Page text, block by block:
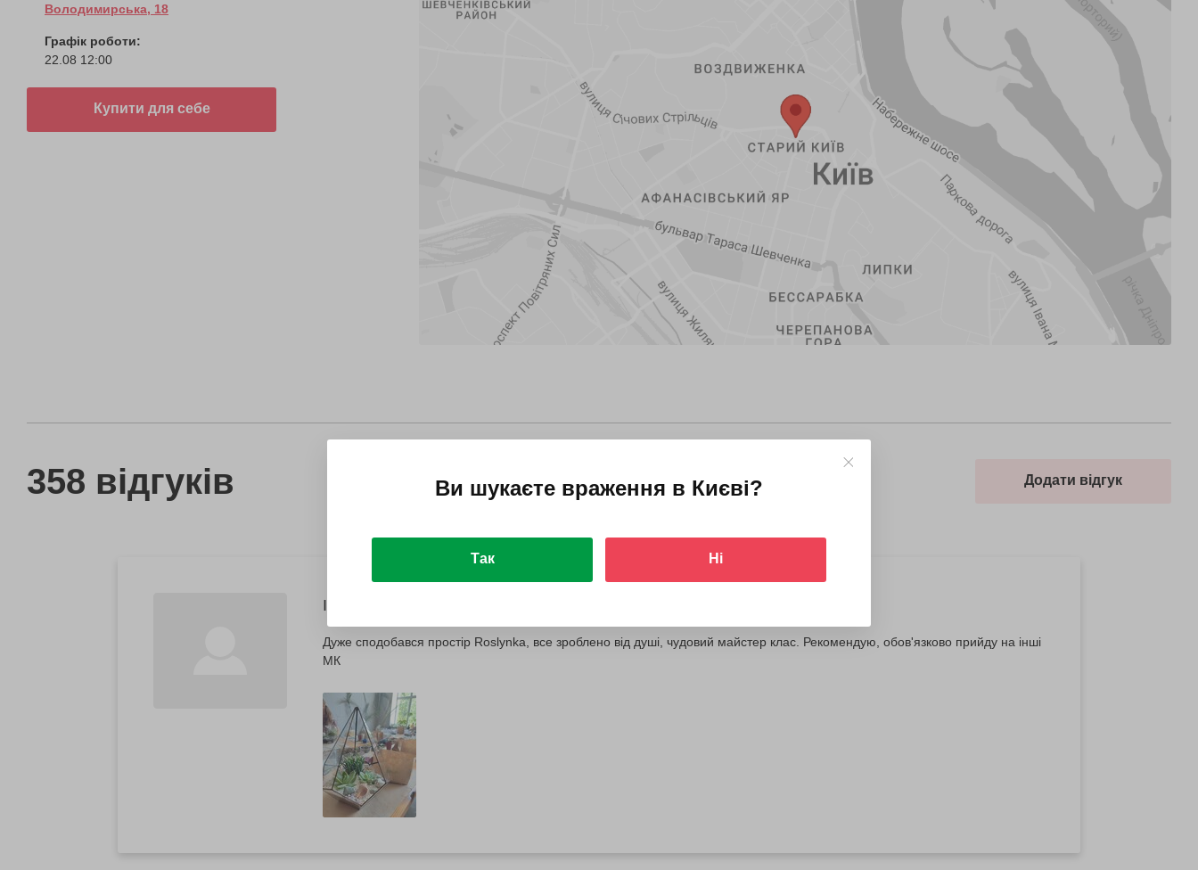
Володимирська, 18
Графік роботи:
22.08 12:00
Купити для себе
358 відгуків Додати відгук
Ірина
Дуже сподобався простір Roslynka, все зроблено від душі, чудовий майстер клас. Рекомендую, обов'язково прийду на інші
МК
Ви шукаєте враження в Києві?
Так Ні